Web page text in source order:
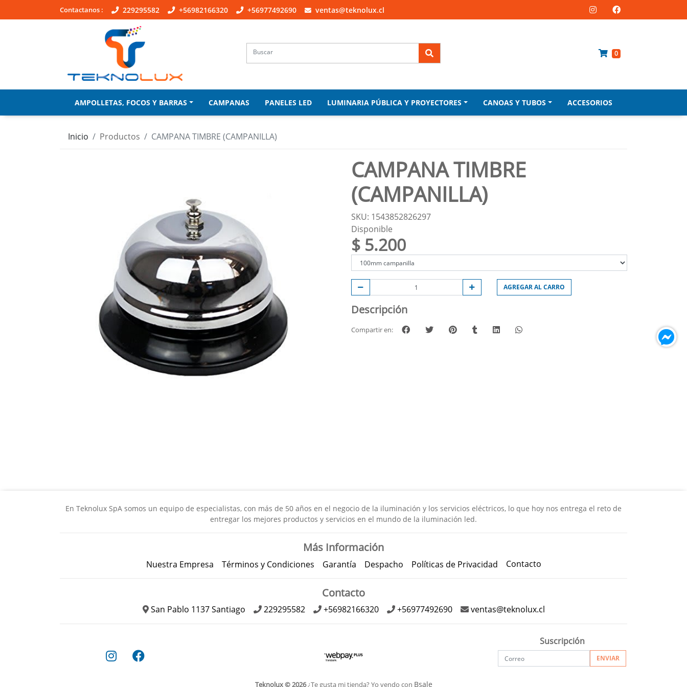
Contactanos : 229295582 +56982166320 +56977492690 ventas@teknolux.cl
0
AMPOLLETAS, FOCOS Y BARRAS CAMPANAS PANELES LED LUMINARIA PÚBLICA Y PROYECTORES CANOAS Y TUBOS ACCESORIOS
Inicio Productos CAMPANA TIMBRE (CAMPANILLA)
CAMPANA TIMBRE
(CAMPANILLA)
SKU: 1543852826297
Disponible
$ 5.200
AGREGAR AL CARRO
Descripción
Compartir en:
En Teknolux SpA somos un equipo de especialistas, con más de 50 años en el negocio de la iluminación y los servicios eléctricos, lo que hoy nos entrega el reto de
entregar los mejores productos y servicios en el mundo de la iluminación led.
Más Información
Nuestra Empresa Términos y Condiciones Garantía Despacho Políticas de Privacidad Contacto
Contacto
San Pablo 1137 Santiago 229295582 +56982166320 +56977492690 ventas@teknolux.cl
Suscripción
ENVIAR
Teknolux © 2026¿Te gusta mi tienda? Yo vendo con Bsale